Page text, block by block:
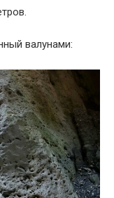
валунами: